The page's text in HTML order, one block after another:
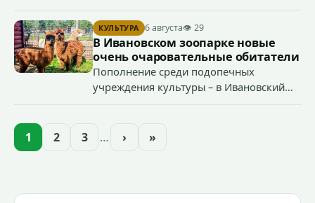
началу работы в городе областного предприятия
«Водоканал.
КУЛЬТУРА 6 августа👁 29
В Ивановском зоопарке новые
очень очаровательные обитатели
Пополнение среди подопечных
учреждения культуры – в Ивановский
областей (самцу - 6 месяцев, самочке —
1 2 3 … › »